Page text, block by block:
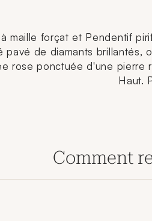
maille forçat et Pendentif
pavé de diamants brillantés,
rose ponctuée d'une pierre
Haut.
Comment